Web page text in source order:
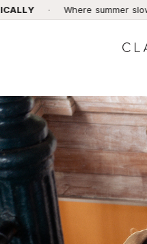
Where summer slows down ·